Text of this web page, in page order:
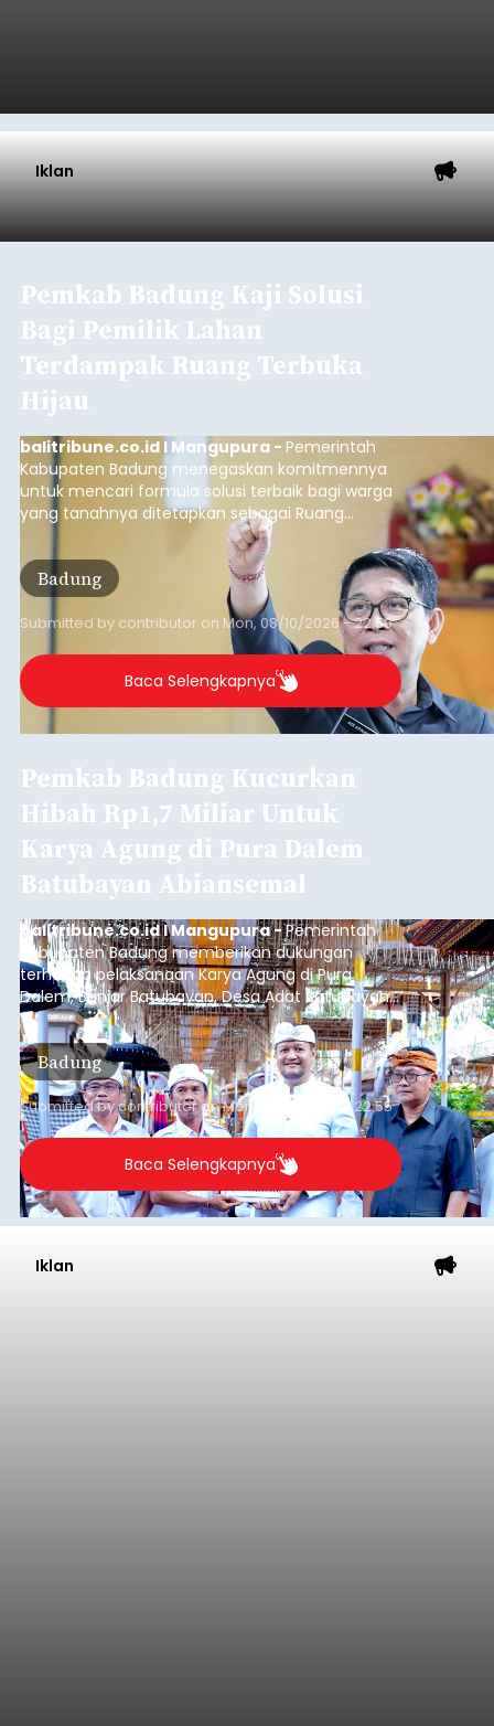
Iklan
Pemkab Badung Kaji Solusi
Bagi Pemilik Lahan
Terdampak Ruang Terbuka
Hijau
balitribune.co.id I Mangupura - Pemerintah
Kabupaten Badung menegaskan komitmennya
untuk mencari formula solusi terbaik bagi warga
yang tanahnya ditetapkan sebagai Ruang
Terbuka Hijau (RTH) maupun Lahan Pertanian
Pangan Berkelanjutan (LP2B).
Badung
Submitted by contributor on Mon, 08/10/2026 - 22:59
Baca Selengkapnya
Pemkab Badung Kucurkan
Hibah Rp1,7 Miliar Untuk
Karya Agung di Pura Dalem
Batubayan Abiansemal
balitribune.co.id I Mangupura -Pemerintah
Kabupaten Badung memberikan dukungan
terhadap pelaksanaan Karya Agung di Pura
Dalem, Banjar Batubayan, Desa Adat Batubayan,
Kecamatan Abiansemal. Dukungan tersebut
diwujudkan melalui bantuan hibah sebesar Rp1,7
miliar dari Anggaran Induk Tahun 2026.
Badung
Submitted bycontributoronMon, 08/10/2026 - 22:55
Baca Selengkapnya
Iklan